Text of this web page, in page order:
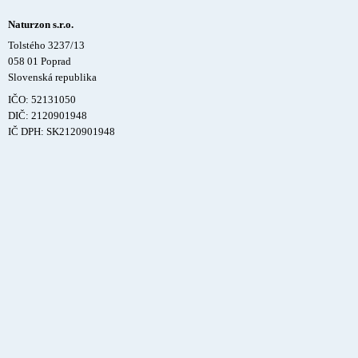
Naturzon s.r.o.
Tolstého 3237/13
058 01 Poprad
Slovenská republika
IČO: 52131050
DIČ: 2120901948
IČ DPH: SK2120901948